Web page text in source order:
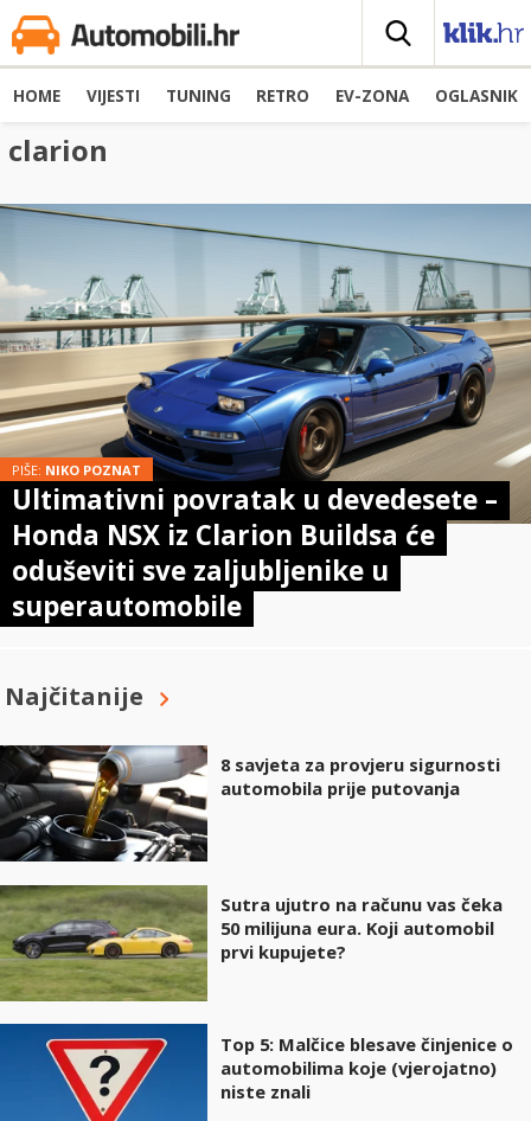
HOME VIJESTI TUNING RETRO EV-ZONA OGLASNIK
clarion
PIŠE: NIKO POZNAT
Ultimativni povratak u devedesete –
Honda NSX iz Clarion Buildsa će
oduševiti sve zaljubljenike u
superautomobile
Najčitanije
8 savjeta za provjeru sigurnosti
automobila prije putovanja
Sutra ujutro na računu vas čeka
50 milijuna eura. Koji automobil
prvi kupujete?
Top 5: Malčice blesave činjenice o
automobilima koje (vjerojatno)
niste znali